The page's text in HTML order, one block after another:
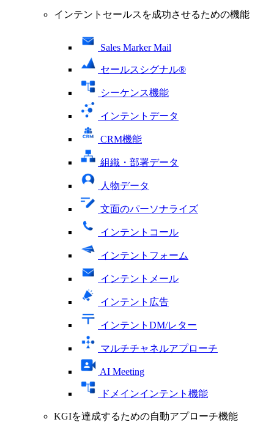
インテントセールスを成功させるための機能
Sales Marker Mail
セールスシグナル®
シーケンス機能
インテントデータ
CRM機能
組織・部署データ
人物データ
文面のパーソナライズ
インテントコール
インテントフォーム
インテントメール
インテント広告
インテントDM/レター
マルチチャネルアプローチ
AI Meeting
ドメインインテント機能
KGIを達成するための自動アプローチ機能